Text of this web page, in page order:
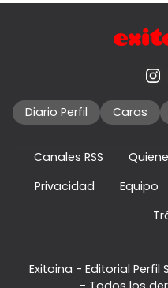
Diario Perfil Caras
Canales RSS
Privacidad
Equipo
Exitoina - Editorial Perfil